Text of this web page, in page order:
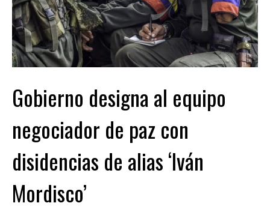
Gobierno designa al equipo
negociador de paz con
disidencias de alias ‘Iván
Mordisco’